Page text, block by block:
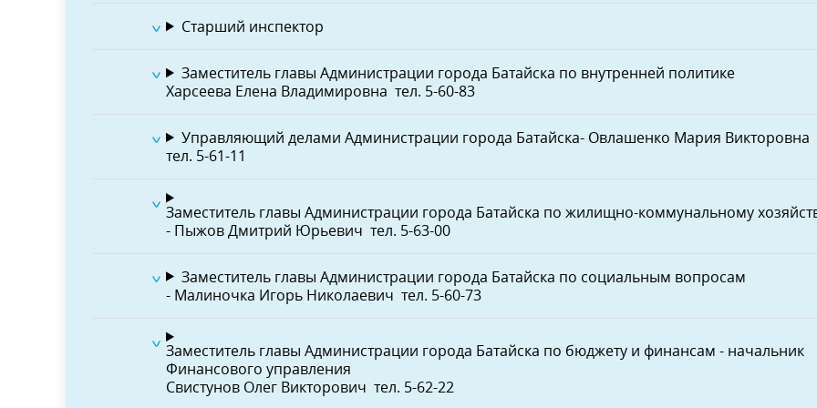
Старший инспектор
Заместитель главы Администрации города Батайска по внутренней политике
Харсеева Елена Владимировна тел. 5-60-83
Управляющий делами Администрации города Батайска- Овлашенко Мария Викторовна
тел. 5-61-11
Заместитель главы Администрации города Батайска по жилищно-коммунальному
- Пыжов Дмитрий Юрьевич тел. 5-63-00
Заместитель главы Администрации города Батайска по социальным вопросам
- Малиночка Игорь Николаевич тел. 5-60-73
Заместитель главы Администрации города Батайска по бюджету и финансам - начальник
Финансового управления
Свистунов Олег Викторович тел. 5-62-22